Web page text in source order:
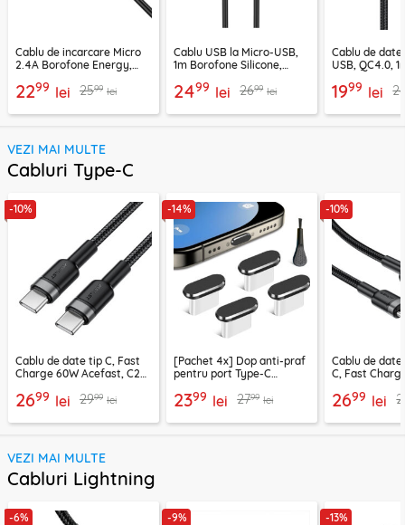
Cablu de incarcare Micro
2.4A Borofone Energy,
2299 lei 2599 lei
Cablu USB la Micro-USB,
1m Borofone Silicone,
2499 lei 2699 lei
Cablu de
USB, QC4.0,
1999 lei
VEZI MAI MULTE
Cabluri Type-C
-10%
Cablu de date tip C, Fast
Charge 60W Acefast, C22-
2699 lei 2999 lei
-14%
[Pachet 4x] Dop anti-praf
pentru port Type-C
2399 lei 2799 lei
-10%
Cablu de date
C, Fast
2699 lei
VEZI MAI MULTE
Cabluri Lightning
-6% -9% -13%